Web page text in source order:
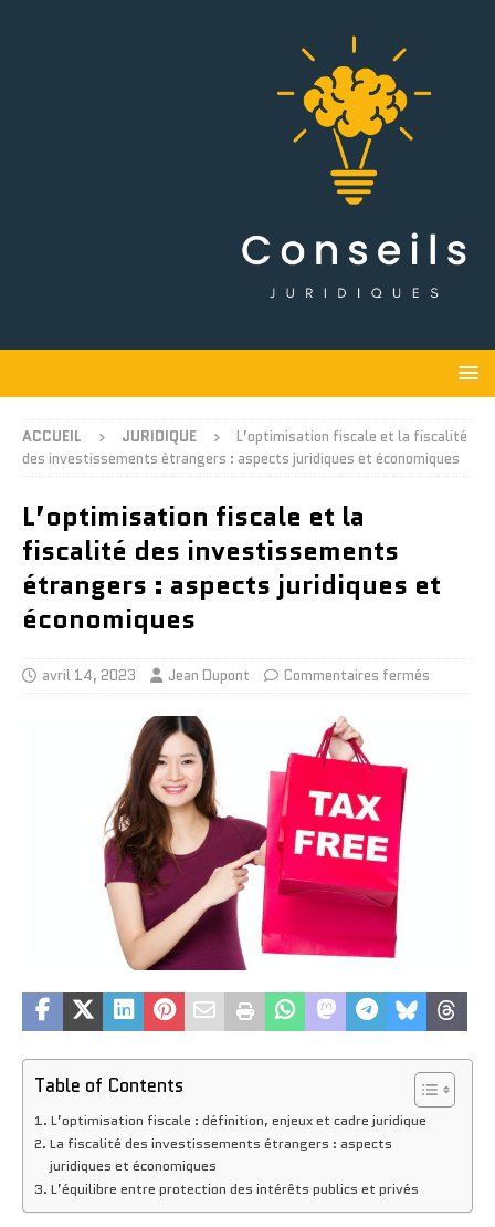
ACCUEIL JURIDIQUE
L’optimisation fiscale et la fiscalité
des investissements étrangers : aspects juridiques et économiques
L’optimisation fiscale et la
fiscalité des investissements
étrangers : aspects juridiques et
économiques
avril 14, 2023 Jean Dupont Commentaires fermés
Table of Contents
L’optimisation fiscale : définition, enjeux et cadre juridique
La fiscalité des investissements étrangers : aspects
juridiques et économiques
L’équilibre entre protection des intérêts publics et privés